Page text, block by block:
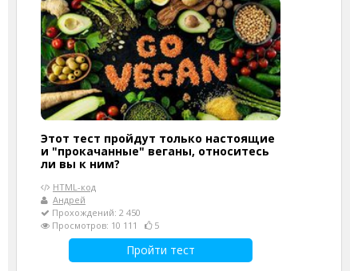
Этот тест пройдут только настоящие
и "прокачанные" веганы, относитесь
ли вы к ним?
HTML-код
Андрей
Прохождений: 2 450
Просмотров: 10 111
5
Пройти тест